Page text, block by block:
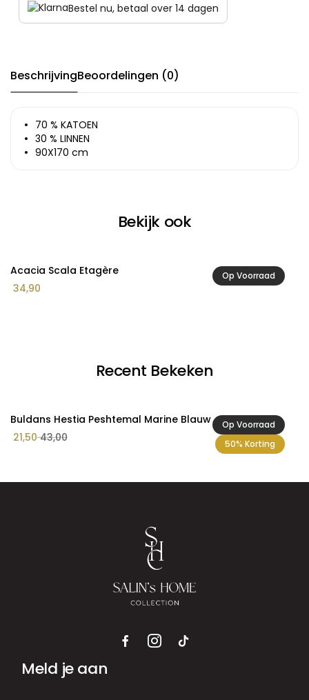
Bestel nu, betaal over 14 dagen
BeschrijvingBeoordelingen (0)
70 % KATOEN
30 % LINNEN
90X170 cm
Bekijk ook
Op Voorraad
Acacia Scala Etagère
34,90
Recent Bekeken
Op Voorraad
50% Korting
Buldans Hestia Peshtemal Marine Blauw
21,5043,00
Meld je aan